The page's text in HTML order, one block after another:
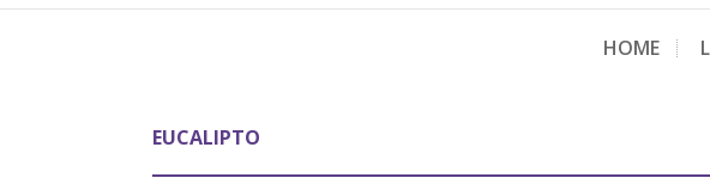
HOME
EUCALIPTO